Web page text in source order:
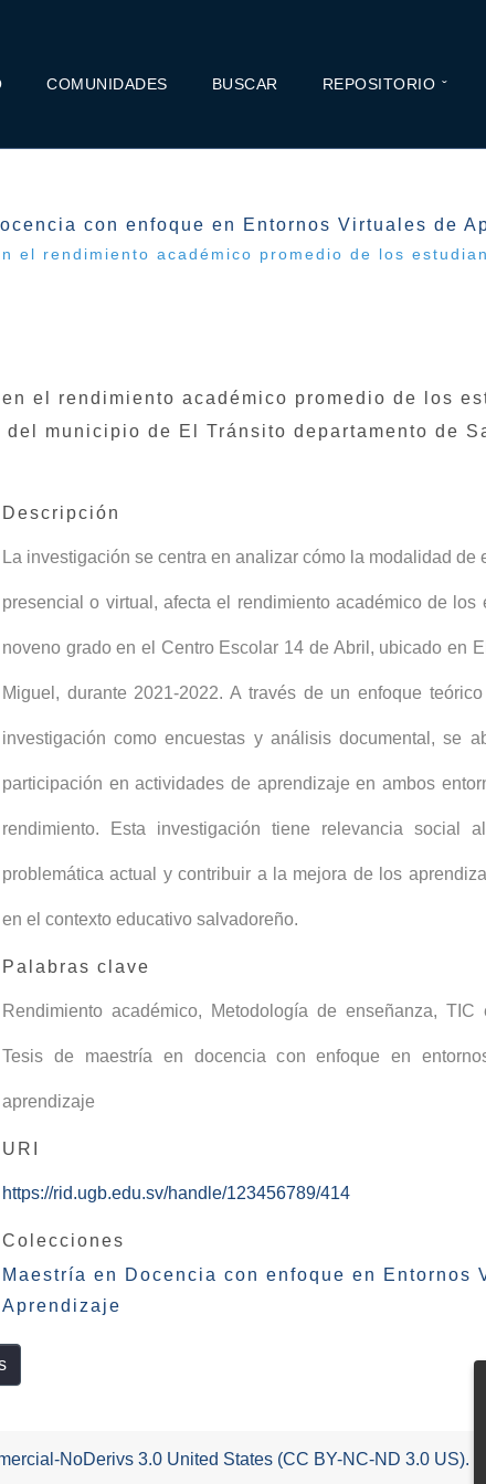
COMUNIDADES BUSCAR REPOSITORIO
con enfoque en Entornos Virtuales de
el rendimiento académico promedio de los
el rendimiento académico promedio de los
municipio de El Tránsito departamento de
Descripción
La investigación se centra en analizar cómo la modalidad de
presencial o virtual, afecta el rendimiento académico de los
noveno grado en el Centro Escolar 14 de Abril, ubicado en
Miguel, durante 2021-2022. A través de un enfoque
investigación como encuestas y análisis documental, se
participación en actividades de aprendizaje en ambos
rendimiento. Esta investigación tiene relevancia social
problemática actual y contribuir a la mejora de los
en el contexto educativo salvadoreño.
Palabras clave
Rendimiento académico, Metodología de enseñanza, TIC
Tesis de maestría en docencia con enfoque en
aprendizaje
URI
https://rid.ugb.edu.sv/handle/123456789/414
Colecciones
Maestría en Docencia con enfoque en Entornos
Aprendizaje
NoDerivs 3.0 United States (CC BY-NC-ND 3.0 US).